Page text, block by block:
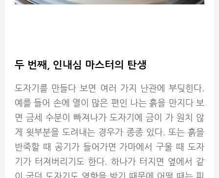
두 번째, 인내심 마스터의 탄생
도자기를 만들다 보면 여러 가지 난관에 부딪힌다.
예를 들어 손에 열이 많은 편인 나는 흙을 만지다 보
면 금세 수분이 빠져나가 도자기에 금이 가 원치 않
게 윗부분을 도려내는 경우가 종종 있다. 또는 흙을
반죽할 때 공기가 들어가면 가마에서 구울 때 도자
기가 터져버리기도 한다. 하나가 터지면 옆에서 같
이 굽던 도자기도 영향을 받기 때문에 어떨 때는 피